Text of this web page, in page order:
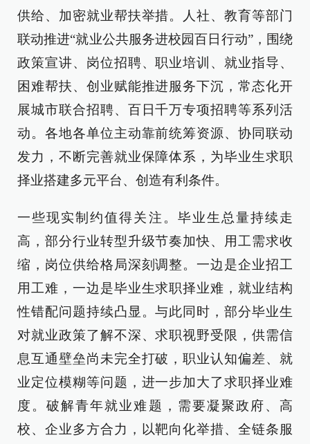
供给、加密就业帮扶举措。人社、教育等部门
联动推进“就业公共服务进校园百日行动”，围绕
政策宣讲、岗位招聘、职业培训、就业指导、
困难帮扶、创业赋能推进服务下沉，常态化开
展城市联合招聘、百日千万专项招聘等系列活
动。各地各单位主动靠前统筹资源、协同联动
发力，不断完善就业保障体系，为毕业生求职
择业搭建多元平台、创造有利条件。
一些现实制约值得关注。毕业生总量持续走
高，部分行业转型升级节奏加快、用工需求收
缩，岗位供给格局深刻调整。一边是企业招工
用工难，一边是毕业生求职择业难，就业结构
性错配问题持续凸显。与此同时，部分毕业生
对就业政策了解不深、求职视野受限，供需信
息互通壁垒尚未完全打破，职业认知偏差、就
业定位模糊等问题，进一步加大了求职择业难
度。破解青年就业难题，需要凝聚政府、高
校、企业多方合力，以靶向化举措、全链条服